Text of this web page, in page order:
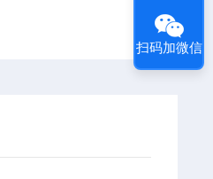
扫码加微信